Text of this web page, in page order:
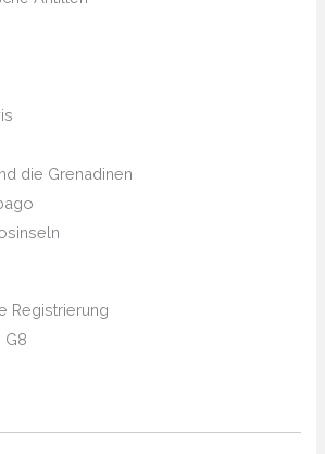
die Grenadinen
Registrierung
G8